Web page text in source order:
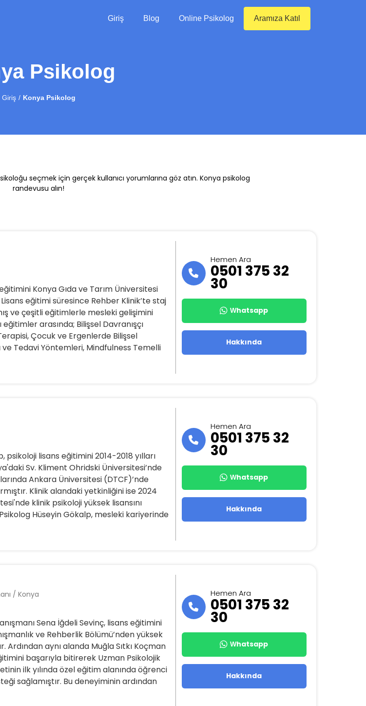
Giriş Blog Online Psikolog Aramıza Katıl
Psikolog
Giriş Konya Psikolog
seçmek için gerçek kullanıcı yorumlarına göz atın. Konya psikolog
randevusu alın!
Konya Gıda ve Tarım Üniversitesi
eğitimi süresince Rehber Klinik’te staj
ve çeşitli eğitimlerle mesleki gelişimini
arasında; Bilişsel Davranışçı
Çocuk ve Ergenlerde Bilişsel
ve Tedavi Yöntemleri, Mindfulness Temelli
Hemen Ara
0501 375 32
30
Whatsapp
Hakkında
psikoloji lisans eğitimini 2014-2018 yılları
Sv. Kliment Ohridski Üniversitesi’nde
Ankara Üniversitesi (DTCF)’nde
Klinik alandaki yetkinliğini ise 2024
klinik psikoloji yüksek lisansını
Hüseyin Gökalp, mesleki kariyerinde
Hemen Ara
0501 375 32
30
Whatsapp
Hakkında
/ Konya
Sena İğdeli Sevinç, lisans eğitimini
ve Rehberlik Bölümü’nden yüksek
aynı alanda Muğla Sıtkı Koçman
başarıyla bitirerek Uzman Psikolojik
ilk yılında özel eğitim alanında öğrenci
sağlamıştır. Bu deneyiminin ardından
Hemen Ara
0501 375 32
30
Whatsapp
Hakkında